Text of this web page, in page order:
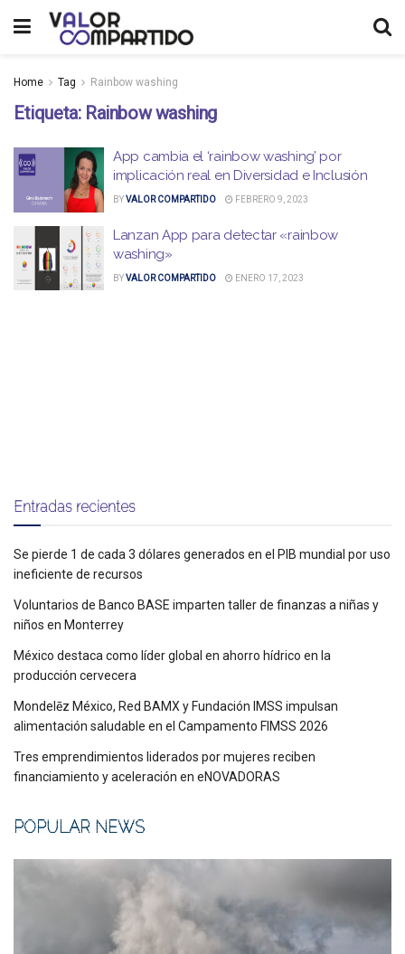
Home Tag Rainbow washing
Etiqueta: Rainbow washing
App cambia el ‘rainbow washing’ por
implicación real en Diversidad e Inclusión
BYVALOR COMPARTIDO FEBRERO 9, 2023
Lanzan App para detectar «rainbow
washing»
BYVALOR COMPARTIDO ENERO 17, 2023
Entradas recientes
Se pierde 1 de cada 3 dólares generados en el PIB mundial por uso
ineficiente de recursos
Voluntarios de Banco BASE imparten taller de finanzas a niñas y
niños en Monterrey
México destaca como líder global en ahorro hídrico en la
producción cervecera
Mondelēz México, Red BAMX y Fundación IMSS impulsan
alimentación saludable en el Campamento FIMSS 2026
Tres emprendimientos liderados por mujeres reciben
financiamiento y aceleración en eNOVADORAS
POPULAR NEWS